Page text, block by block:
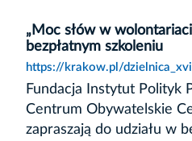
„Moc słów w
bezpłatnym szkoleniu
https://krakow.pl/
Fundacja Instytut Polityk
Centrum Obywatelskie
zapraszają do udziału w